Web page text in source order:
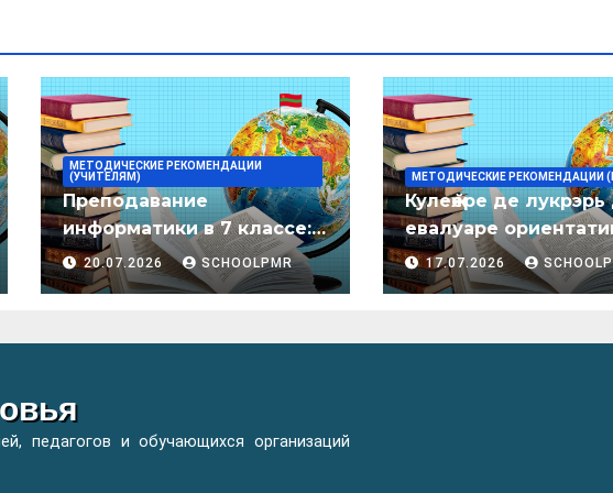
МЕТОДИЧЕСКИЕ РЕКОМЕНДАЦИИ
(УЧИТЕЛЯМ)
Преподавание
информатики в 7 классе:
методическое пособие
20.07.2026 SCHOOLPMR
МЕТОДИЧЕСКИЕ РЕКОМЕНДАЦИИ
Кулеӂере де лукрэрь
евалуаре
лимба
пентру елевий
организациилор де
17.07.2026
педагогов и обучающихся организаций